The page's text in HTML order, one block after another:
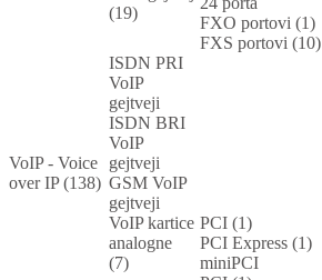
VoIP - Voice
over IP (138)
(19)
FXO portovi (1)
FXS portovi (10)
ISDN PRI
VoIP
gejtveji
ISDN BRI
VoIP
gejtveji
GSM VoIP
gejtveji
VoIP kartice
analogne
(7)
PCI (1)
PCI Express (1)
miniPCI